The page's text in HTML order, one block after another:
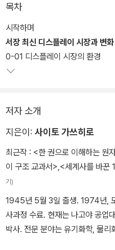
린 뒤에 숨겨진 과학 원리를 깊이
목차
시작하며
서장 최신 디스플레이 시장과 변화
0-01 디스플레이 시장의 환경
저자 소개
지은이: 사이토 가쓰히로
최근작 : <한 권으로 이해하는 원
이 구조 교과서> <세계사를 바꾼
기)
1945년 5월 3일 출생. 1974년,
사과정 수료. 현재는 나고야 공업
박사. 전문 분야는 유기화학, 물리